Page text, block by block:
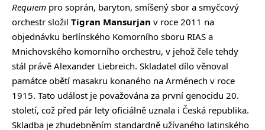
Requiem pro soprán, baryton, smíšený sbor a smyčcový
orchestr složil Tigran Mansurjan v roce 2011 na
objednávku berlínského Komorního sboru RIAS a
Mnichovského komorního orchestru, v jehož čele tehdy
stál právě Alexander Liebreich. Skladatel dílo věnoval
památce obětí masakru konaného na Arménech v roce
1915. Tato událost je považována za první genocidu 20.
století, což před pár lety oficiálně uznala i Česká republika.
Skladba je zhudebněním standardně užívaného latinského